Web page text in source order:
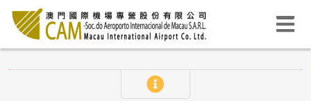
A operação do aeroporto requer técnicas profissionais e
instalações de software e harware de segurança, enquanto